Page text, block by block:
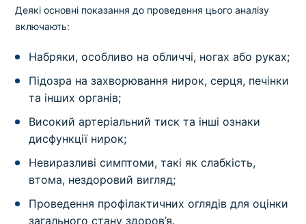
Деякі основні показання до проведення цього аналізу
включають:
Набряки, особливо на обличчі, ногах або руках;
Підозра на захворювання нирок, серця, печінки
та інших органів;
Високий артеріальний тиск та інші ознаки
дисфункції нирок;
Невиразливі симптоми, такі як слабкість,
втома, нездоровий вигляд;
Проведення профілактичних оглядів для оцінки
загального стану здоров’я.